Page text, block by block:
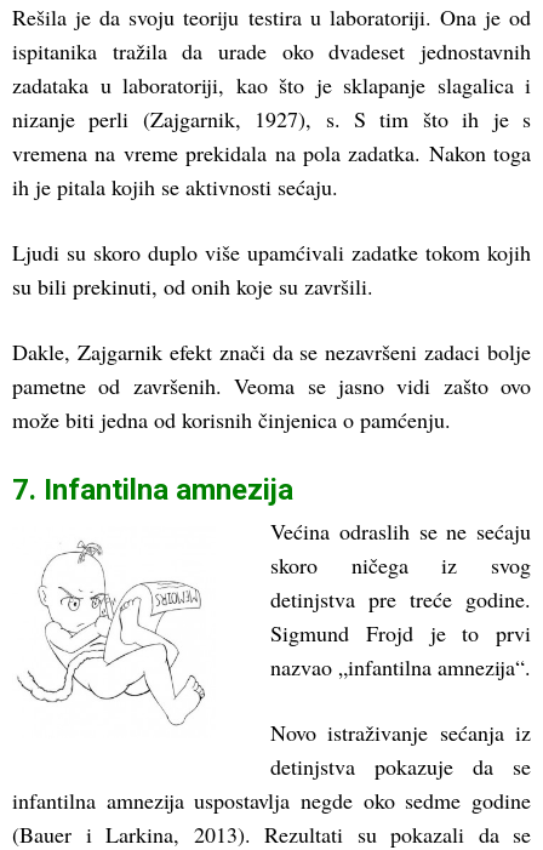
Rešila je da svoju teoriju testira u laboratoriji. Ona je od
ispitanika tražila da urade oko dvadeset jednostavnih
zadataka u laboratoriji, kao što je sklapanje slagalica i
nizanje perli (Zajgarnik, 1927), s. S tim što ih je s
vremena na vreme prekidala na pola zadatka. Nakon toga
ih je pitala kojih se aktivnosti sećaju.
Ljudi su skoro duplo više upamćivali zadatke tokom kojih
su bili prekinuti, od onih koje su završili.
Dakle, Zajgarnik efekt znači da se nezavršeni zadaci bolje
pametne od završenih. Veoma se jasno vidi zašto ovo
može biti jedna od korisnih činjenica o pamćenju.
7. Infantilna amnezija
Većina odraslih se ne sećaju
skoro ničega iz svog
detinjstva pre treće godine.
Sigmund Frojd je to prvi
nazvao „infantilna amnezija“.
Novo istraživanje sećanja iz
detinjstva pokazuje da se
infantilna amnezija uspostavlja negde oko sedme godine
(Bauer i Larkina, 2013). Rezultati su pokazali da se